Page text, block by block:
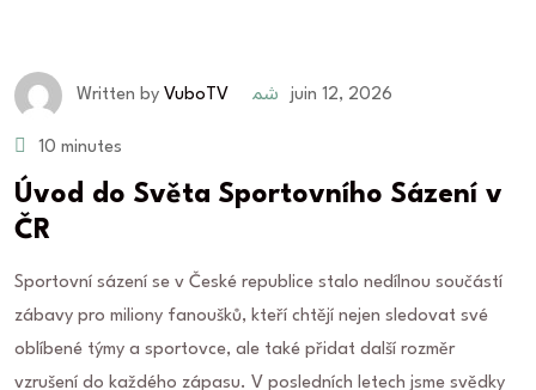
Written by VuboTV juin 12, 2026
10 minutes
Úvod do Světa Sportovního Sázení v
ČR
Sportovní sázení se v České republice stalo nedílnou součástí
zábavy pro miliony fanoušků, kteří chtějí nejen sledovat své
oblíbené týmy a sportovce, ale také přidat další rozměr
vzrušení do každého zápasu. V posledních letech jsme svědky